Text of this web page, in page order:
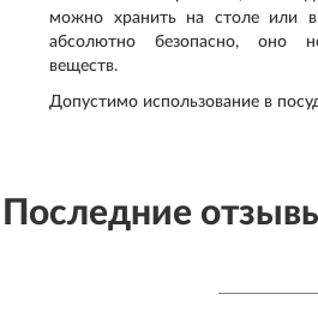
можно хранить на столе или в
абсолютно безопасно, оно
веществ.
Допустимо использование в
Последние